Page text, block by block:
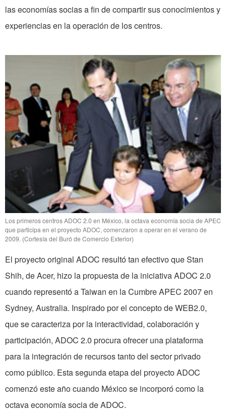
las economías socias a fin de compartir sus conocimientos y
experiencias en la operación de los centros.
Los primeros centros ADOC 2.0 en México, la octava economía socia de APEC
que participa en el proyecto ADOC, comenzaron a operar en el verano de
2009. (Cortesía del Buró de Comercio Exterior)
El proyecto original ADOC resultó tan efectivo que Stan
Shih, de Acer, hizo la propuesta de la iniciativa ADOC 2.0
cuando representó a Taiwan en la Cumbre APEC 2007 en
Sydney, Australia. Inspirado por el concepto de WEB2.0,
que se caracteriza por la interactividad, colaboración y
participación, ADOC 2.0 procura ofrecer una plataforma
para la integración de recursos tanto del sector privado
como público. Esta segunda etapa del proyecto ADOC
comenzó este año cuando México se incorporó como la
octava economía socia de ADOC.